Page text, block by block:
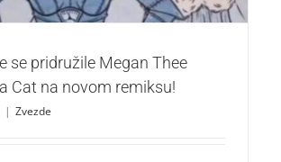
se pridružile Megan Thee
Cat na novom remiksu!
| Zvezde